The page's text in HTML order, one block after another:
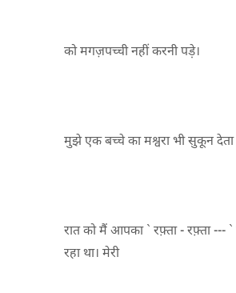
को मगज़पच्ची नहीं करनी पड़े।
मुझे एक बच्चे का मश्वरा भी सुकून देता
रात को मैं आपका ` रफ़्ता - रफ़्ता --- `
रहा था। मेरी